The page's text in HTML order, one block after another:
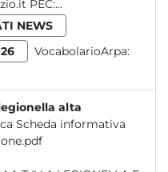
direzione.gen@arpalazio.it PEC:...
NEWS
VocabolarioArpa:
alta
Scheda informativa